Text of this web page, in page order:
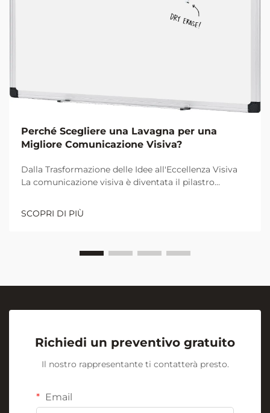
Perché Scegliere una Lavagna per una
Migliore Comunicazione Visiva?
Dalla Trasformazione delle Idee all'Eccellenza Visiva
La comunicazione visiva è diventata il pilastro
apprendimento efficaci negli ambienti lavorativi e
didattici moderni. Al centro di questa rivoluzione
SCOPRI DI PIÙ
Richiedi un preventivo gratuito
Il nostro rappresentante ti contatterà presto.
Email